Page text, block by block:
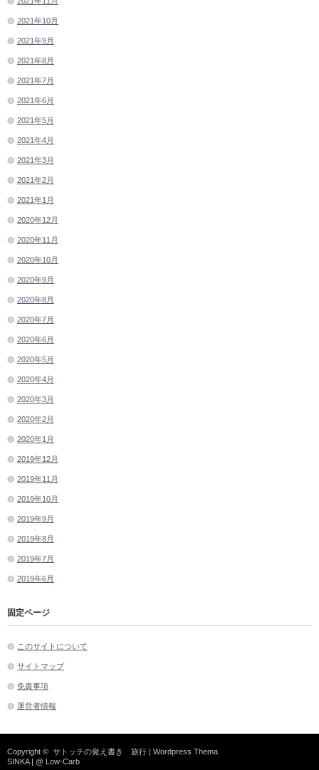
2021年10月
2021年9月
2021年8月
2021年7月
2021年6月
2021年5月
2021年4月
2021年3月
2021年2月
2021年1月
2020年12月
2020年11月
2020年10月
2020年9月
2020年8月
2020年7月
2020年6月
2020年5月
2020年4月
2020年3月
2020年2月
2020年1月
2019年12月
2019年11月
2019年10月
2019年9月
2019年8月
2019年7月
2019年6月
固定ページ
このサイトについて
サイトマップ
免責事項
運営者情報
Copyright © サトッチの覚え書き 旅行 | Wordpress Thema
SINKA| @ Low-Carb